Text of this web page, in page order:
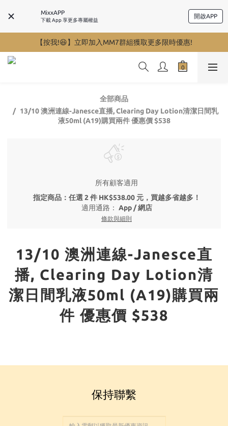
MixxAPP
下載 App 享更多專屬權益
開啟APP
【按我!😆】立即加入MM7群組獲取更多限時優惠!
全部商品
13/10 澳洲連線-Janesce直播, Clearing Day Lotion清潔日間乳
液50ml (A19)購買兩件 優惠價 $538
所有顧客適用
指定商品：任選 2 件 HK$538.00 元，買越多省越多！
適用通路： App / 網店
條款與細則
13/10 澳洲連線-Janesce直
播, Clearing Day Lotion清
潔日間乳液50ml (A19)購買兩
件 優惠價 $538
保持聯繫